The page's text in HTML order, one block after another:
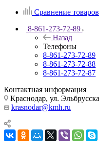
Сравнение товаров
8-861-273-72-89
Назад
Телефоны
8-861-273-72-89
8-861-273-72-88
8-861-273-72-87
Контактная информация
Краснодар, ул.
krasnodar@kmh.ru